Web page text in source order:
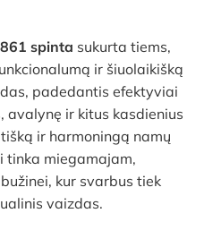
spinta sukurta tiems,
ir šiuolaikišką
padedantis efektyviai
avalynę ir kitus kasdienius
ir harmoningą namų
tinka miegamajam,
kur svarbus tiek
vaizdas.